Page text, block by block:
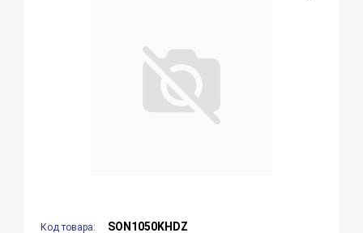
Код товара: SON1050KHDZ